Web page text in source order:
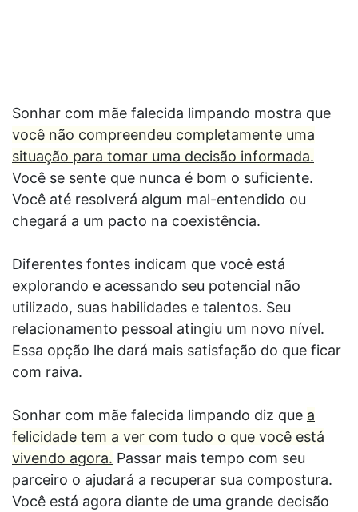
Sonhar com mãe falecida limpando mostra que
você não compreendeu completamente uma
situação para tomar uma decisão informada.
Você se sente que nunca é bom o suficiente.
Você até resolverá algum mal-entendido ou
chegará a um pacto na coexistência.
Diferentes fontes indicam que você está
explorando e acessando seu potencial não
utilizado, suas habilidades e talentos. Seu
relacionamento pessoal atingiu um novo nível.
Essa opção lhe dará mais satisfação do que ficar
com raiva.
Sonhar com mãe falecida limpando diz que a
felicidade tem a ver com tudo o que você está
vivendo agora. Passar mais tempo com seu
parceiro o ajudará a recuperar sua compostura.
Você está agora diante de uma grande decisão